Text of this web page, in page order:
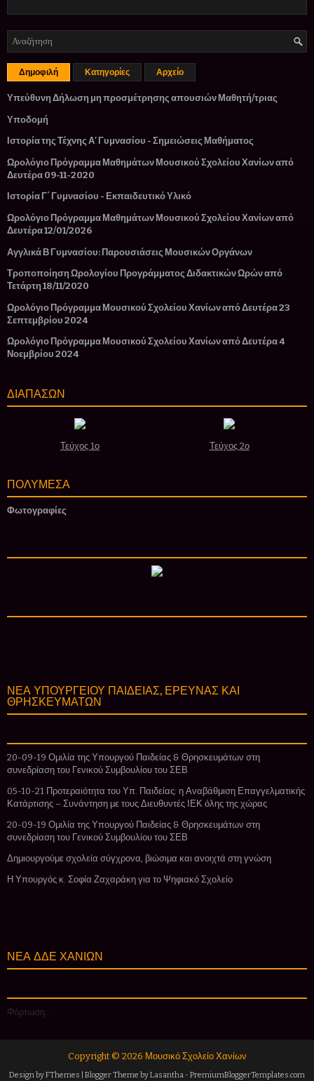
Δημοφιλή Κατηγορίες Αρχείο
Υπεύθυνη Δήλωση μη προσμέτρησης απουσιών Μαθητή/τριας
Υποδομή
Ιστορία της Τέχνης Α' Γυμνασίου - Σημειώσεις Μαθήματος
Ωρολόγιο Πρόγραμμα Μαθημάτων Μουσικού Σχολείου Χανίων από
Δευτέρα 09-11-2020
Ιστορία Γ΄ Γυμνασίου - Εκπαιδευτικό Υλικό
Ωρολόγιο Πρόγραμμα Μαθημάτων Μουσικού Σχολείου Χανίων από
Δευτέρα 12/01/2026
Αγγλικά Β Γυμνασίου: Παρουσιάσεις Μουσικών Οργάνων
Τροποποίηση Ωρολογίου Προγράμματος Διδακτικών Ωρών από
Τετάρτη 18/11/2020
Ωρολόγιο Πρόγραμμα Μουσικού Σχολείου Χανίων από Δευτέρα 23
Σεπτεμβρίου 2024
Ωρολόγιο Πρόγραμμα Μουσικού Σχολείου Χανίων από Δευτέρα 4
Νοεμβρίου 2024
ΔΙΑΠΑΣΩΝ
Τεύχος 1ο Τεύχος 2ο
ΠΟΛΥΜΕΣΑ
Φωτογραφίες
ΝΕΑ ΥΠΟΥΡΓΕΙΟΥ ΠΑΙΔΕΙΑΣ, ΕΡΕΥΝΑΣ ΚΑΙ
ΘΡΗΣΚΕΥΜΑΤΩΝ
20-09-19 Ομιλία της Υπουργού Παιδείας & Θρησκευμάτων στη
συνεδρίαση του Γενικού Συμβουλίου του ΣΕΒ
05-10-21 Προτεραιότητα του Υπ. Παιδείας: η Αναβάθμιση Επαγγελματικής
Κατάρτισης – Συνάντηση με τους Διευθυντές ΙΕΚ όλης της χώρας
20-09-19 Ομιλία της Υπουργού Παιδείας & Θρησκευμάτων στη
συνεδρίαση του Γενικού Συμβουλίου του ΣΕΒ
Δημιουργούμε σχολεία σύγχρονα, βιώσιμα και ανοιχτά στη γνώση
Η Υπουργός κ. Σοφία Ζαχαράκη για το Ψηφιακό Σχολείο
ΝΕΑ ΔΔΕ ΧΑΝΙΩΝ
Φόρτωση...
Copyright © 2026 Μουσικό Σχολείο Χανίων
Design byFThemes | Blogger Theme byLasantha - PremiumBloggerTemplates.com